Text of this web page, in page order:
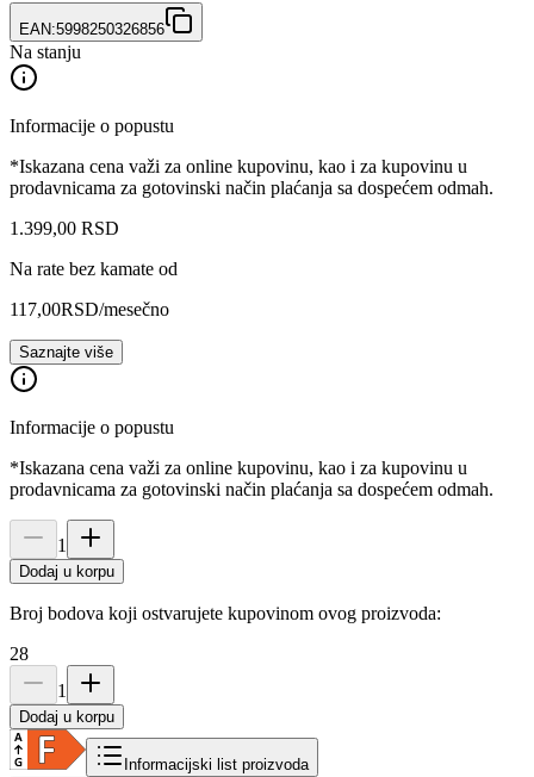
EAN:5998250326856
Na stanju
Informacije o popustu
*Iskazana cena važi za online kupovinu, kao i za kupovinu u
prodavnicama za gotovinski način plaćanja sa dospećem odmah.
1.399,00 RSD
Na rate bez kamate od
117,00RSD/mesečno
Saznajte više
Informacije o popustu
*Iskazana cena važi za online kupovinu, kao i za kupovinu u
prodavnicama za gotovinski način plaćanja sa dospećem odmah.
1
Dodaj u korpu
Broj bodova koji ostvarujete kupovinom ovog proizvoda:
28
1
Dodaj u korpu
Informacijski list proizvoda